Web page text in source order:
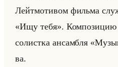
Лейт­мо­ти­вом фильма
«Ищу тебя». Ком­по­зи­цию
со­лист­ка ан­сам­бля
ва.